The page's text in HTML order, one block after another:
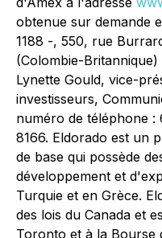
obtenue sur demande
1188 -, 550, rue
(Colombie-
Lynette Gould, vice-
investisseurs,
numéro de téléphone :
8166. Eldorado est un
de base qui possède
développement et
Turquie et en Grèce.
des lois du Canada et
Toronto et à la Bourse